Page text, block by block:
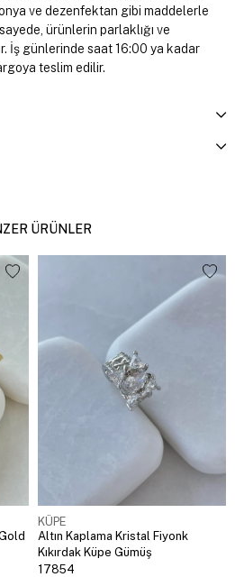
ve dezenfektan gibi maddelerle
ürünlerin parlaklığı ve
İş günlerinde saat 16:00 ya kadar
teslim edilir.
ÜRÜNLER
KÜPE
Altın Kaplama Kristal Fiyonk
Kıkırdak Küpe Gümüş
17854